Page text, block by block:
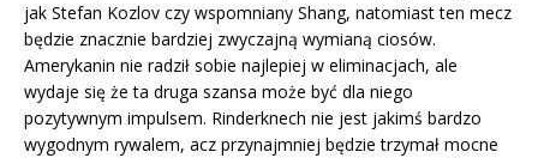
jak Stefan Kozlov czy wspomniany Shang, natomiast ten mecz
będzie znacznie bardziej zwyczajną wymianą ciosów.
Amerykanin nie radził sobie najlepiej w eliminacjach, ale
wydaje się że ta druga szansa może być dla niego
pozytywnym impulsem. Rinderknech nie jest jakimś bardzo
wygodnym rywalem, acz przynajmniej będzie trzymał mocne